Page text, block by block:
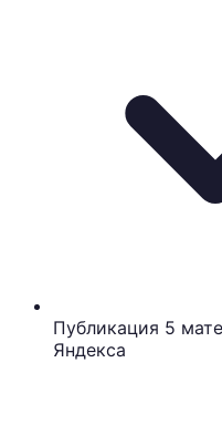
Публикация 5
Яндекса